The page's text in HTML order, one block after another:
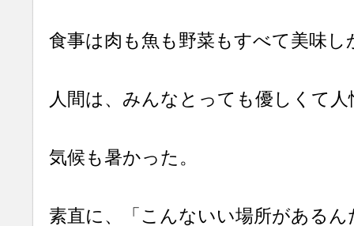
食事は肉も魚も野菜もすべて美味し
人間は、みんなとっても優しくて
気候も暑かった。
素直に、「こんないい場所がある